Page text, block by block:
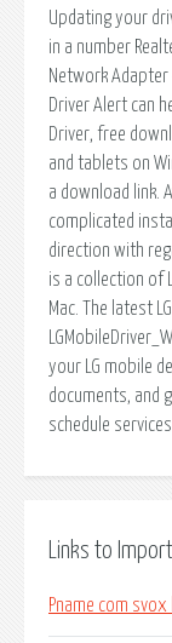
Updating your
in a number
Network
Driver Alert can
Driver, free
and tablets on
a download link.
complicated
direction with
is a collection of
Mac. The latest
your LG mobile
documents, and
schedule services.
Links to
Pname com